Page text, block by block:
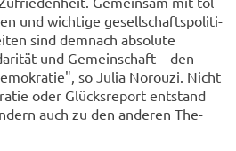
und wich­ti­ge ge­sell­schafts­po­li­ti­
sind dem­nach ab­so­lu­te
und Ge­mein­schaft – den
so Julia No­rou­zi. Nicht
oder Glücks­re­port ent­stand
auch zu den an­de­ren The­